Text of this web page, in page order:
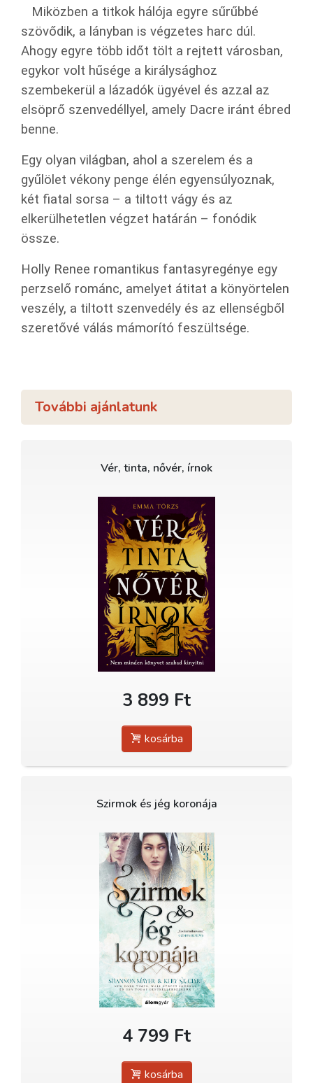
Miközben a titkok hálója egyre sűrűbbé
szövődik, a lányban is végzetes harc dúl.
Ahogy egyre több időt tölt a rejtett városban,
egykor volt hűsége a királysághoz
szembekerül a lázadók ügyével és azzal az
elsöprő szenvedéllyel, amely Dacre iránt ébred
benne.
Egy olyan világban, ahol a szerelem és a
gyűlölet vékony penge élén egyensúlyoznak,
két fiatal sorsa – a tiltott vágy és az
elkerülhetetlen végzet határán – fonódik
össze.
Holly Renee romantikus fantasyregénye egy
perzselő románc, amelyet átitat a könyörtelen
veszély, a tiltott szenvedély és az ellenségből
szeretővé válás mámorító feszültsége.
További ajánlatunk
Vér, tinta, nővér, írnok
3 899 Ft
kosárba
Szirmok és jég koronája
4 799 Ft
kosárba